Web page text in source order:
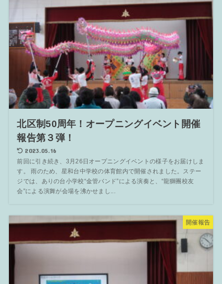
北区制50周年！オープニングイベント開催
報告第３弾！
2023.05.16
前回に引き続き、3月26日オープニングイベントの様子をお届けしま
す。 雨のため、星和台中学校の体育館内で開催されました。ステー
ジでは、ありの台小学校“金管バンド”による演奏と、“龍獅團校友
会”による演舞が会場を沸かせまし...
開催報告